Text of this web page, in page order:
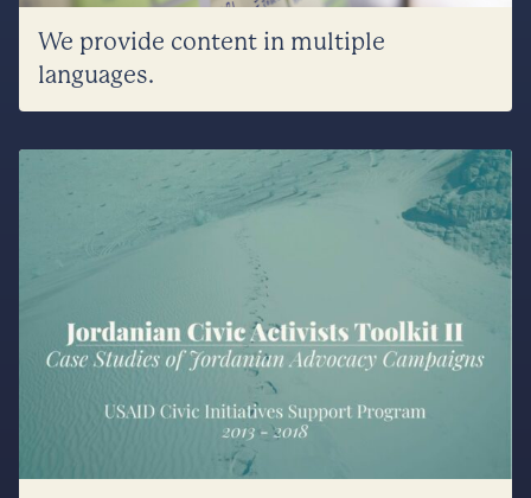
We provide content in multiple
languages.